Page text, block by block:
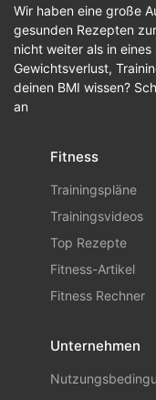
Wir haben eine große
gesunden Rezepten
nicht weiter als in
Gewichtsverlust,
deinen BMI wissen?
an
Fitness
Trainingspläne
Trainingsvideos
Top Rezepte
Fitness-Artikel
Fitness Rechner
Unternehmen